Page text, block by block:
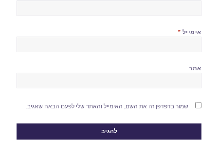
אימייל *
אתר
שמור בדפדפן זה את השם, האימייל והאתר שלי לפעם הבאה שאגיב.